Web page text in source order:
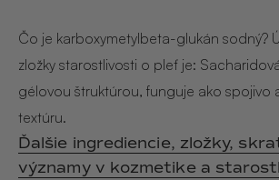
Čo je karboxymetylbeta-glukán sodný?
zložky starostlivosti o pleť je:
gélovou štruktúrou, funguje ako spojivo
textúru.
Ďalšie ingrediencie, zložky,
významy v kozmetike a
€29,90 €24,90
MUCUMU
Candle
ROUGE
€24,90
MUCUMU
€38,90
Hand Cream Serum
Nail Oil
Candles
Sety